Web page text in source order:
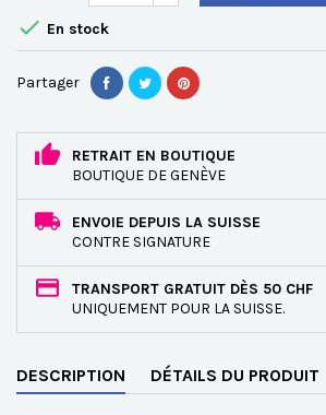
 En stock
Partager
RETRAIT EN BOUTIQUE
BOUTIQUE DE GENÈVE
ENVOIE DEPUIS LA SUISSE
CONTRE SIGNATURE
TRANSPORT GRATUIT DÈS 50 CHF
UNIQUEMENT POUR LA SUISSE.
DESCRIPTION DÉTAILS DU PRODUIT